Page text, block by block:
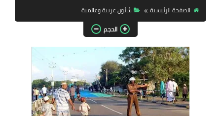
تحقيقات
مقالات واراء
محافظات
القاهرة
القليوبية
الصفحة الرئيسية
شئون عربية وعالمية
الحجم